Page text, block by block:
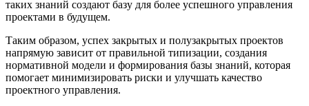
таких знаний создают базу для более успешного управления
проектами в будущем.
Таким образом, успех закрытых и полузакрытых проектов
напрямую зависит от правильной типизации, создания
нормативной модели и формирования базы знаний, которая
помогает минимизировать риски и улучшать качество
проектного управления.